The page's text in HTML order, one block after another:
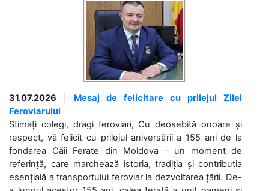
31.07.2026
Mesaj de felicitare cu prilejul Zilei
Feroviarului
Stimați colegi, dragi feroviari, Cu deosebită onoare și
respect, vă felicit cu prilejul aniversării a 155 ani de la
fondarea Căii Ferate din Moldova – un moment de
referință, care marchează istoria, tradiția și contribuția
esențială a transportului feroviar la dezvoltarea țării. De-